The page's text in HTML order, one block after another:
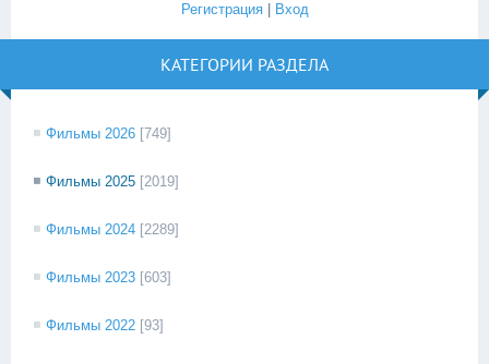
Регистрация| Вход
КАТЕГОРИИ РАЗДЕЛА
Фильмы 2026 [749]
Фильмы 2025 [2019]
Фильмы 2024 [2289]
Фильмы 2023 [603]
Фильмы 2022 [93]